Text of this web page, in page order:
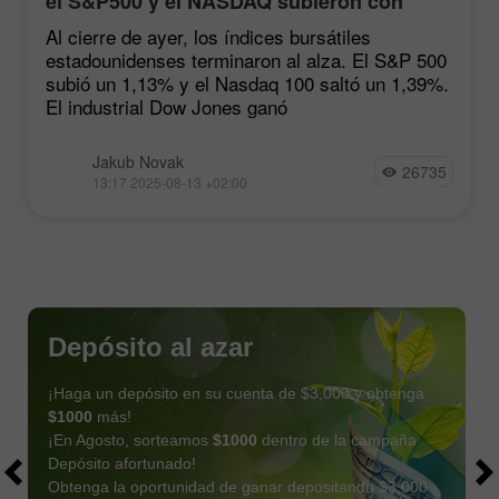
fuerza tras las estadísticas de inflación
Al cierre de ayer, los índices bursátiles
estadounidenses terminaron al alza. El S&P 500
subió un 1,13% y el Nasdaq 100 saltó un 1,39%.
El industrial Dow Jones ganó
Jakub Novak
13:17 2025-08-13 +02:00 26735
Depósito al azar
¡Haga un depósito en su cuenta de $3,000 y obtenga
$1000 más!
¡En Agosto, sorteamos $1000 dentro de la campaña
Depósito afortunado!
Obtenga la oportunidad de ganar depositando $3,000